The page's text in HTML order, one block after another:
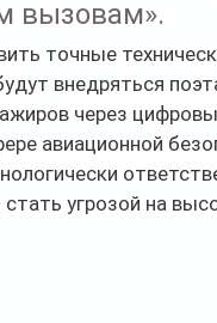
вызовам».
точные
внедряться
через
авиационной
угрозой на